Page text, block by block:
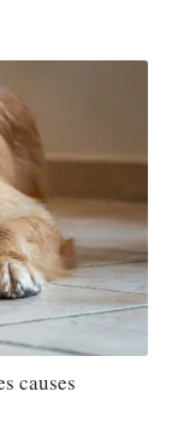
causes